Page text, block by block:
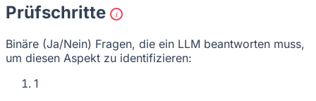
Prüfschritte i
Binäre (Ja/Nein) Fragen, die ein LLM beantworten muss,
um diesen Aspekt zu identifizieren:
1